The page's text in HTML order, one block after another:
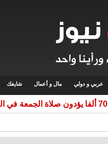
عربي و دولي مال و أعمال شايفك
70 ألفا يؤدون صلاة الجمعة في المسجد الأقصى